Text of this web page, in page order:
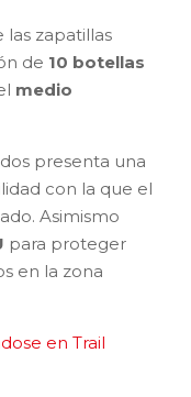
las zapatillas
de 10 botellas
medio
presenta una
con la que el
Asimismo
para proteger
en la zona
en Trail